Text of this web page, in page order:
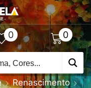
0 0
Renascimento